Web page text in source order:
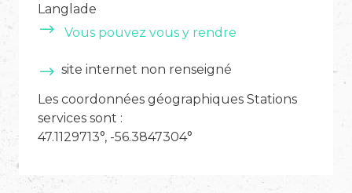
Langlade
Vous pouvez vous y rendre
site internet non renseigné
Les coordonnées géographiques Stations
services sont :
47.1129713°, -56.3847304°